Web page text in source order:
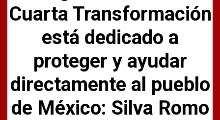
Cuarta Transformación
está dedicado a
proteger y ayudar
directamente al pueblo
de México: Silva Romo